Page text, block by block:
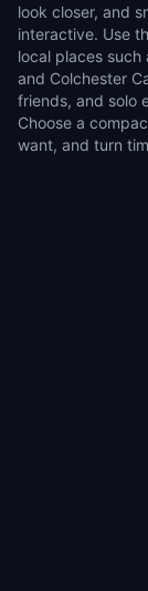
look closer, and
interactive. Use
local places such
and Colchester
friends, and solo
Choose a
want, and turn